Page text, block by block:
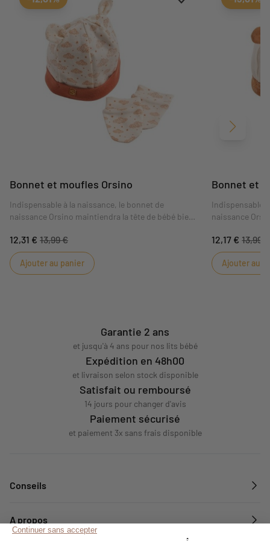
Bonnet et moufles Orsino
Indispensable à la naissance, le bonnet de
naissance Orsino maintiendra la tête de bébé bien
parfaitement aux pyjamas du thème. Couleur très
tendance Crème et Terracotta.
12,31 € 13,99 €
Ajouter au panier
Bonnet et
Indispensable
naissance
parfaitement
tendance
Certifié Oeko-
l'absence de
12,17 € 13,99 €
Ajouter au
Suivant
Garantie 2 ans
et jusqu'à 4 ans pour nos lits bébé
Expédition en 48h00
et livraison selon stock disponible
Satisfait ou remboursé
14 jours pour changer d'avis
Paiement sécurisé
et paiement 3x sans frais disponible
Conseils
A propos